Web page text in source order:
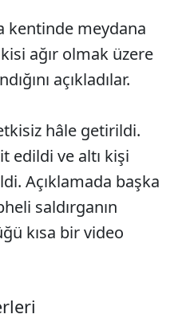
kentinde meydana
ağır olmak üzere
açıkladılar.
hâle getirildi.
edildi ve altı kişi
Açıklamada başka
saldırganın
kısa bir video